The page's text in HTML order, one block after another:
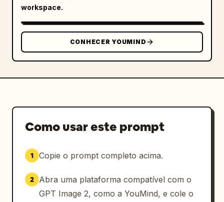
workspace.
CONHECER YOUMIND
Como usar este prompt
1 Copie o prompt completo acima.
2
Abra uma plataforma compatível com o
GPT Image 2, como a YouMind, e cole o